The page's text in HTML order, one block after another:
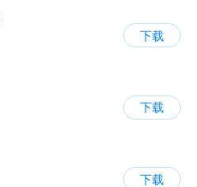
下载
下载
下载